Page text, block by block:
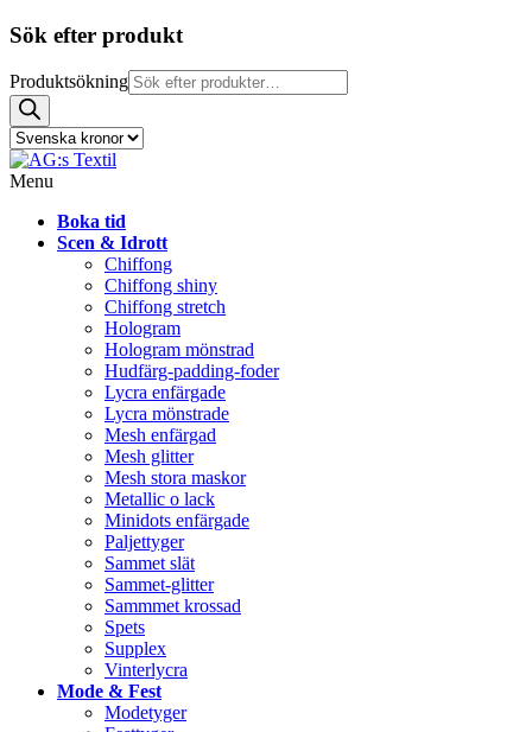
Sök efter produkt
Produktsökning
Menu
Boka tid
Scen & Idrott
Chiffong
Chiffong shiny
Chiffong stretch
Hologram
Hologram mönstrad
Hudfärg-padding-foder
Lycra enfärgade
Lycra mönstrade
Mesh enfärgad
Mesh glitter
Mesh stora maskor
Metallic o lack
Minidots enfärgade
Paljettyger
Sammet slät
Sammet-glitter
Sammmet krossad
Spets
Supplex
Vinterlycra
Mode & Fest
Modetyger